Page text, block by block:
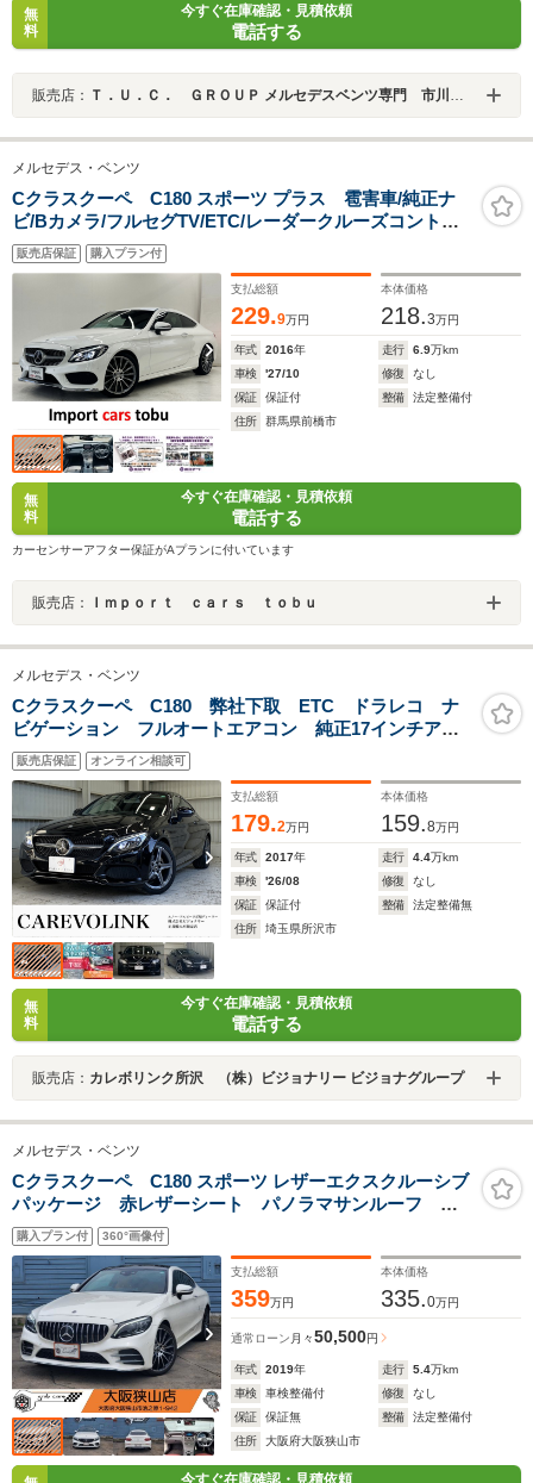
無
料
今すぐ在庫確認・見積依頼
電話する
販売店： Ｔ．Ｕ．Ｃ． ＧＲＯＵＰ メルセデスベンツ専門 市川／（株）リガル
メルセデス・ベンツ
Cクラスクーペ C180 スポーツ プラス 雹害車/純正ナ
ビ/Bカメラ/フルセグTV/ETC/レーダークルーズコントロ
ール/ブラインドスポットモニター/シートヒーター/パワー
シート/黒革シート/スマートキー/キーレス
販売店保証 購入プラン付
支払総額
229.9万円
本体価格
218.3万円
年式 2016年 走行 6.9万km
車検
'27/10 修復
なし
保証
保証付 整備
法定整備付
住所
群馬県前橋市
無
料
今すぐ在庫確認・見積依頼
電話する
カーセンサーアフター保証がAプランに付いています
販売店： Ｉｍｐｏｒｔ ｃａｒｓ ｔｏｂｕ
メルセデス・ベンツ
Cクラスクーペ C180 弊社下取 ETC ドラレコ ナ
ビゲーション フルオートエアコン 純正17インチアル
ミホイール スペアキー マニュアルモード オートウ
インドウ シートヒーター キーレス スマートキー バ
ックカメラ
販売店保証 オンライン相談可
支払総額
179.2万円
本体価格
159.8万円
年式 2017年 走行 4.4万km
車検
'26/08 修復
なし
保証
保証付 整備
法定整備無
住所
埼玉県所沢市
無
料
今すぐ在庫確認・見積依頼
電話する
販売店： カレボリンク所沢 （株）ビジョナリー ビジョナグループ
メルセデス・ベンツ
Cクラスクーペ C180 スポーツ レザーエクスクルーシブ
パッケージ 赤レザーシート パノラマサンルーフ ド
ライブレコーダー エアサス シートヒーター ナビ
バックカメラ LEDヘッドライト 純正アルミホイー
ル スペアキー有 ETC
購入プラン付 360°画像付
支払総額
359万円
本体価格
335.0万円
通常ローン 月々50,500円
年式 2019年 走行 5.4万km
車検
車検整備付 修復
なし
保証
保証無 整備
法定整備付
住所
大阪府大阪狭山市